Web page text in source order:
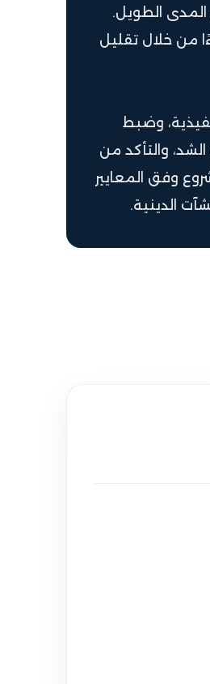
الطويل.
من خلال تقليل
وضبط
والتأكد من
وفق المعايير
الدينية.